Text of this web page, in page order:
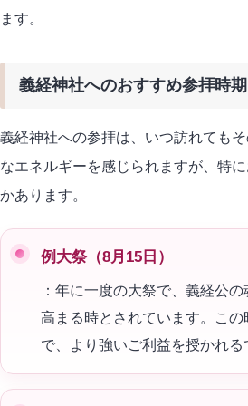
ます。
義経神社へのおすすめ参拝時
義経神社への参拝は、いつ訪れても
なエネルギーを感じられますが、特
かあります。
例大祭（8月15日）
：年に一度の大祭で、義経公
高まる時とされています。この
で、より強いご利益を授かれる